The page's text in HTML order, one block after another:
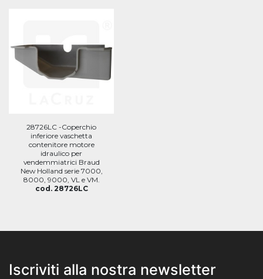
28726LC -Coperchio
inferiore vaschetta
contenitore motore
idraulico per
vendemmiatrici Braud
New Holland serie 7000,
8000, 9000, VL e VM.
cod. 28726LC
Iscriviti alla nostra newsletter